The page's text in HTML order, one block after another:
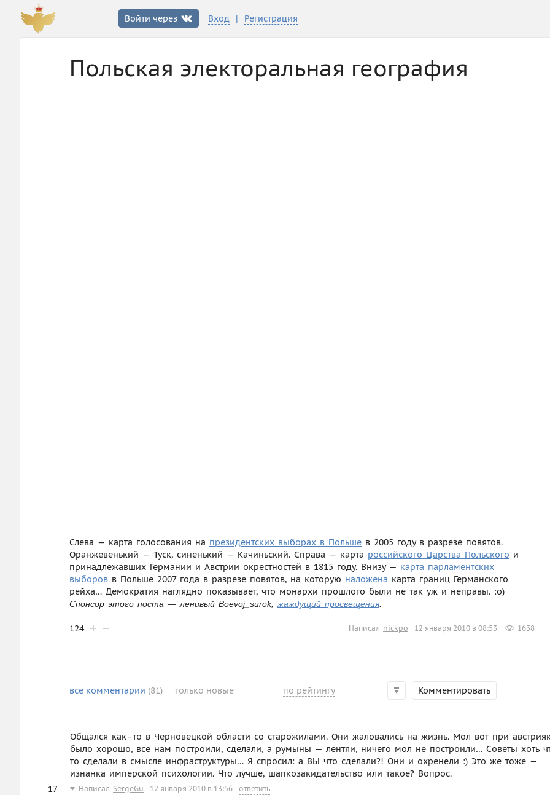
Войти через Вход | Регистрация
Польская электоральная география
Слева — карта голосования на президентских выборах в Польше в 2005 году в разрезе повятов.
Оранжевенький — Туск, синенький — Качиньский. Справа — карта российского Царства Польского и
принадлежавших Германии и Австрии окрестностей в 1815 году. Внизу — карта парламентских
выборов в Польше 2007 года в разрезе повятов, на которую наложена карта границ Германского
рейха… Демократия наглядно показывает, что монархи прошлого были не так уж и неправы. :о)
Спонсор этого поста — ленивый Boevoj_surok, жаждущий просвещения
Написал nickpo 12 января 2010 в 08:53
124 1638
все комментарии (81) только новые по рейтингу Комментировать
Общался как–то в Черновецкой области со старожилами. Они жаловались на жизнь. Мол вот при
было хорошо, все нам построили, сделали, а румыны — лентяи, ничего мол не построили… Советы хоть
то сделали в смысле инфраструктуры… Я спросил: а ВЫ что сделали?! Они и охренели :) Это же тоже —
изнанка имперской психологии. Что лучше, шапкозакидательство или такое? Вопрос.
17
Написал SergeGu 12 января 2010 в 13:56 ответить